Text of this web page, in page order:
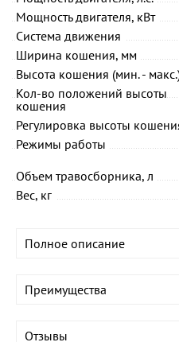
Мощность двигателя, кВт
Система движения
Ширина кошения, мм
Высота кошения (мин. -
Кол-во положений высоты
кошения
Регулировка высоты
Режимы работы
Объем травосборника, л
Вес, кг
Полное описание
Преимущества
Отзывы